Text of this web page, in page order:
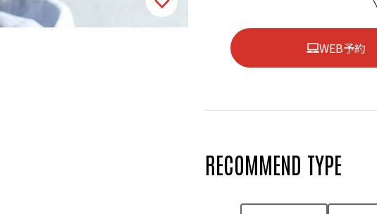
WEB予約
RECOMMEND TYPE